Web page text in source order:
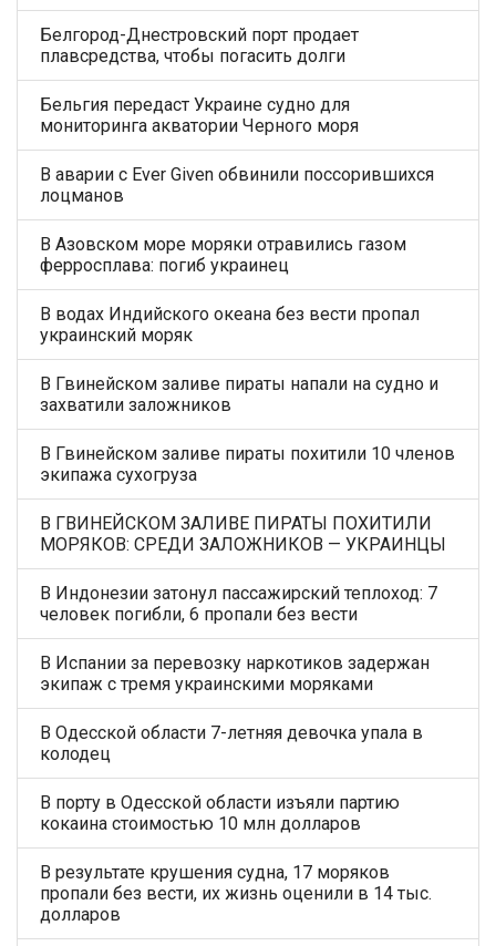
Белгород-Днестровский порт продает
плавсредства, чтобы погасить долги
Бельгия передаст Украине судно для
мониторинга акватории Черного моря
В аварии с Ever Given обвинили поссорившихся
лоцманов
В Азовском море моряки отравились газом
ферросплава: погиб украинец
В водах Индийского океана без вести пропал
украинский моряк
В Гвинейском заливе пираты напали на судно и
захватили заложников
В Гвинейском заливе пираты похитили 10 членов
экипажа сухогруза
В ГВИНЕЙСКОМ ЗАЛИВЕ ПИРАТЫ ПОХИТИЛИ
МОРЯКОВ: СРЕДИ ЗАЛОЖНИКОВ — УКРАИНЦЫ
В Индонезии затонул пассажирский теплоход: 7
человек погибли, 6 пропали без вести
В Испании за перевозку наркотиков задержан
экипаж с тремя украинскими моряками
В Одесской области 7-летняя девочка упала в
колодец
В порту в Одесской области изъяли партию
кокаина стоимостью 10 млн долларов
В результате крушения судна, 17 моряков
пропали без вести, их жизнь оценили в 14 тыс.
долларов